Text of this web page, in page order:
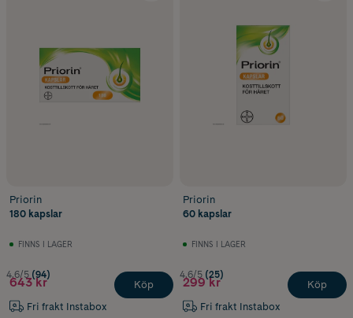
Priorin
180 kapslar
FINNS I LAGER
4.6/5 (94)
643 kr
Fri frakt Instabox
Köp
Priorin
60 kapslar
FINNS I LAGER
4.6/5 (25)
299 kr
Fri frakt Instabox
Köp